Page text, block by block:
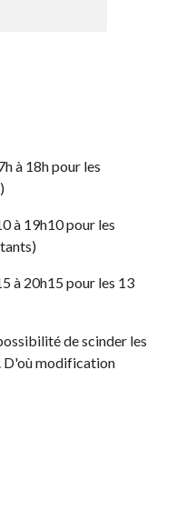
à 18h pour les
D'où modification